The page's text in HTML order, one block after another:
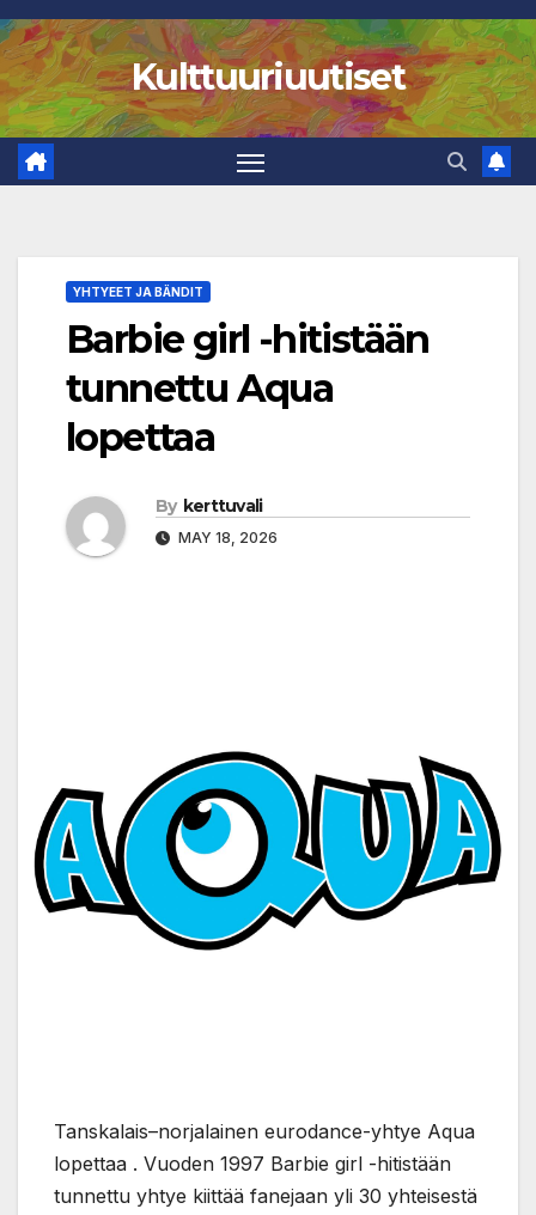
Skip
to
content
Kulttuuriuutiset
YHTYEET JA BÄNDIT
Barbie girl -hitistään
tunnettu Aqua
lopettaa
By kerttuvali
MAY 18, 2026
Tanskalais–norjalainen eurodance-yhtye Aqua
lopettaa . Vuoden 1997 Barbie girl -hitistään
tunnettu yhtye kiittää fanejaan yli 30 yhteisestä